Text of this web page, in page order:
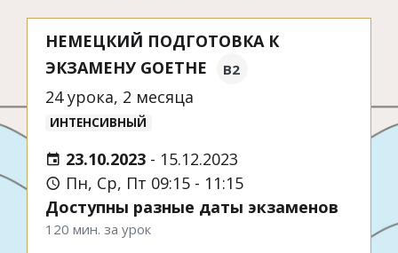
НЕМЕЦКИЙ ПОДГОТОВКА К
ЭКЗАМЕНУ GOETHE
B2
24 урока, 2 месяца
ИНТЕНСИВНЫЙ
23.10.2023 - 15.12.2023
Пн, Ср, Пт 09:15 - 11:15
Доступны разные даты экзаменов
120 мин. за урок